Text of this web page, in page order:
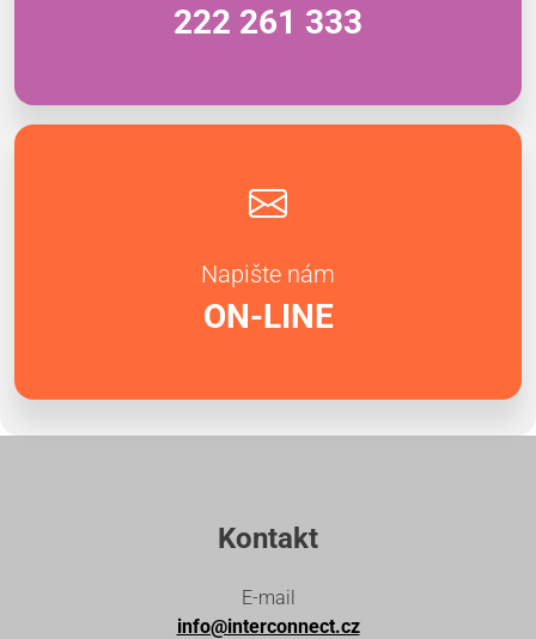
222 261 333
Napište nám
ON-LINE
Kontakt
E-mail
info@interconnect.cz